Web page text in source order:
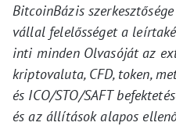
BitcoinBázis
vállal felelősséget a
inti minden Olvasóját az
kriptovaluta, CFD, token,
és ICO/STO/SAFT
és az állítások alapos